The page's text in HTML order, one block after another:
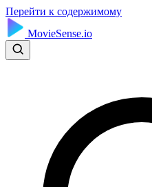
Перейти к содержимому
MovieSense.io